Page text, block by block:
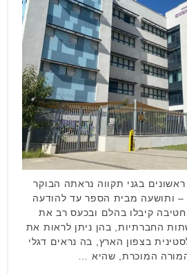
בגני תקווה נראתה הבוקר
– ותושעה מבית הספר עד להודעה
קיבלו בהלם ובכעס רב את
החברתיות, בהן ניתן לראות את
בצפון הארץ, בה נראים דגלי
המוכרת, שהיא …